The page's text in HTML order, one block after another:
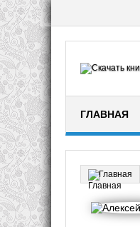
ГЛАВНАЯ
Главная